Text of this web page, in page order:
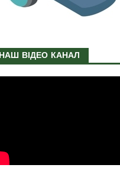
НАШ ВІДЕО КАНАЛ